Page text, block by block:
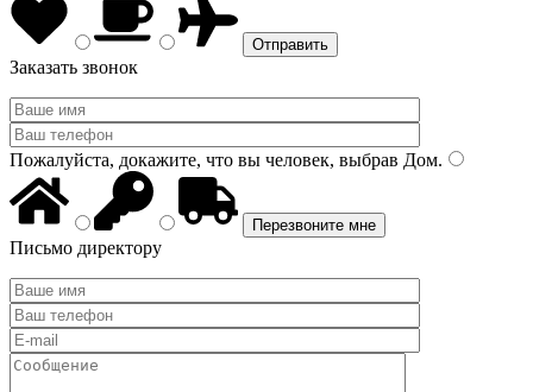
Заказать звонок
Пожалуйста, докажите, что вы человек, выбрав Дом.
Письмо директору